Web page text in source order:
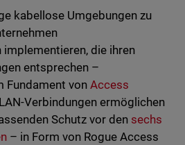
kabellose Umgebungen zu
die ihren
entsprechen –
Fundament vonAccess
Verbindungen ermöglichen
Schutz vor den sechs
– in Form von Rogue Access